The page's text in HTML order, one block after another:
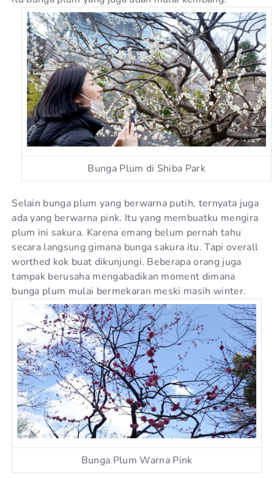
Bunga Plum di Shiba Park
Selain bunga plum yang berwarna putih, ternyata juga
ada yang berwarna pink. Itu yang membuatku mengira
plum ini sakura. Karena emang belum pernah tahu
secara langsung gimana bunga sakura itu. Tapi overall
worthed kok buat dikunjungi. Beberapa orang juga
tampak berusaha mengabadikan moment dimana
bunga plum mulai bermekaran meski masih winter.
Bunga Plum Warna Pink